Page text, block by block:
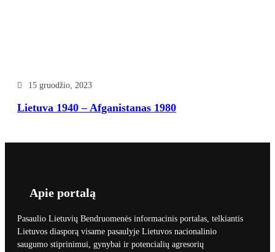
15 gruodžio, 2023
Lietuva 1940 – Afganistanas 1980
Apie portalą
Pasaulio Lietuvių Bendruomenės informacinis portalas, telkiantis
Lietuvos diasporą visame pasaulyje Lietuvos nacionalinio
saugumo stiprinimui, gynybai ir potencialių agresorių